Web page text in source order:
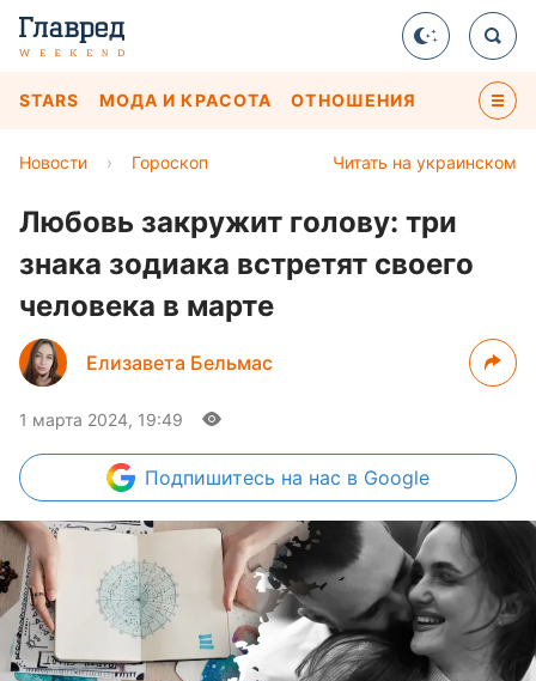
STARS МОДА И КРАСОТА ОТНОШЕНИЯ
Читать на украинском
Новости › Гороскоп
Любовь закружит голову: три
знака зодиака встретят своего
человека в марте
Елизавета Бельмас
1 марта 2024, 19:49
Подпишитесь на нас в Google